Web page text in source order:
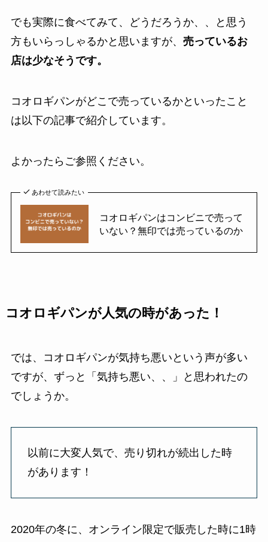
でも実際に食べてみて、どうだろうか、、と思う
方もいらっしゃるかと思いますが、 売っているお
店は少なそうです。
コオロギパンがどこで売っているかといったこと
は以下の記事で紹介しています。
よかったらご参照ください。
あわせて読みたい
コオロギパンはコンビニで売って
いない？無印では売っているのか
コオロギパンが人気の時があった！
では、コオロギパンが気持ち悪いという声が多い
ですが、ずっと「気持ち悪い、、」と思われたの
でしょうか。
以前に大変人気で、売り切れが続出した時
があります！
2020年の冬に、オンライン限定で販売した時に1時